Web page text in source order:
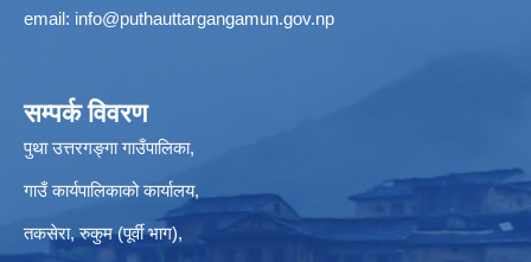
email: info@puthauttargangamun.gov.np
सम्पर्क विवरण
पुथा उत्तरगङ्गा गाउँपालिका,
गाउँ कार्यपालिकाको कार्यालय,
तकसेरा, रुकुम (पूर्वी भाग),